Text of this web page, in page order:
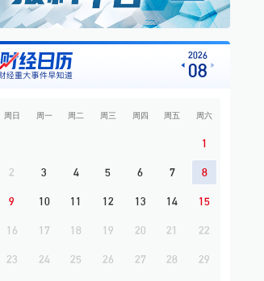
9
创新涌动，坚韧向前——解读前7个月我国
外贸成绩单
10 投行网红“劳阿毛”，即将离职 2026
08
周日 周一 周二 周三 周四 周五 周六
1
2 3 4 5 6 7 8
9 10 11 12 13 14 15
16 17 18 19 20 21 22
23 24 25 26 27 28 29